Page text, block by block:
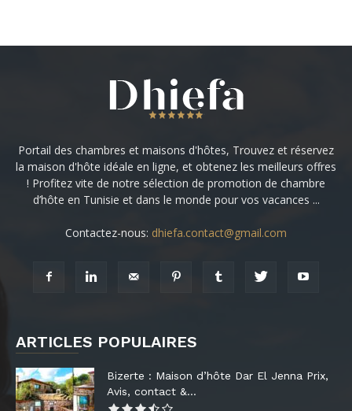
Portail des chambres et maisons d'hôtes, Trouvez et réservez
la maison d'hôte idéale en ligne, et obtenez les meilleurs offres
! Profitez vite de notre sélection de promotion de chambre
d’hôte en Tunisie et dans le monde pour vos vacances ...
Contactez-nous: dhiefa.contact@gmail.com
ARTICLES POPULAIRES
Bizerte : Maison d’hôte Dar El Jenna Prix,
Avis, contact &...